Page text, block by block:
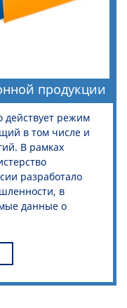
продукции
действует режим
в том числе и
В рамках
разработало
в
данные о